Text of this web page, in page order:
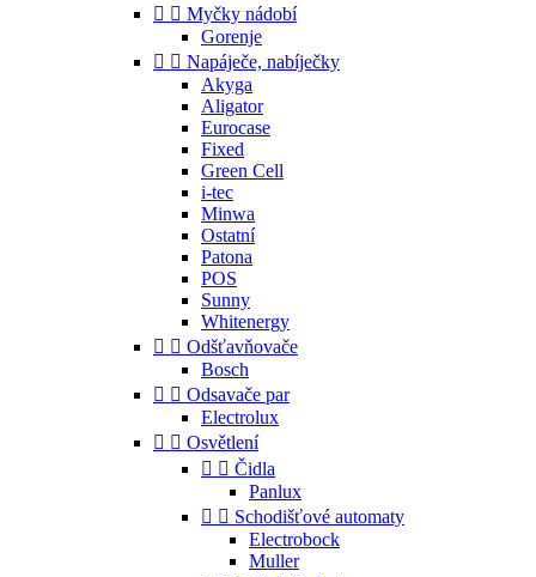
  Myčky nádobí
Gorenje
  Napáječe, nabíječky
Akyga
Aligator
Eurocase
Fixed
Green Cell
i-tec
Minwa
Ostatní
Patona
POS
Sunny
Whitenergy
  Odšťavňovače
Bosch
  Odsavače par
Electrolux
  Osvětlení
  Čidla
Panlux
  Schodišťové automaty
Electrobock
Muller